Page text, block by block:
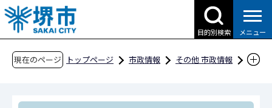
こ
の
ペ
目的別検索 メニュー
現在のページ トップページ 市政情報
その他 市政情報
建設